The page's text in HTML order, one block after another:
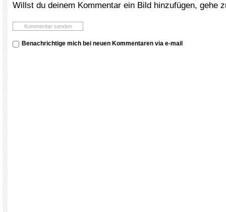
Willst du deinem Kommentar ein Bild hinzufügen, gehe
Benachrichtige mich bei neuen Kommentaren via e-mail